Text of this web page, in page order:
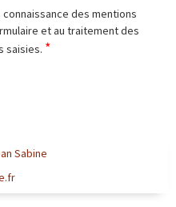
des mentions
et au traitement des
saisies. *
Sabine